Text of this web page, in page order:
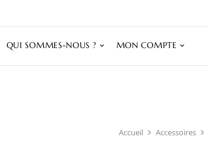
QUI SOMMES-NOUS ? MON COMPTE
Accueil Accessoires